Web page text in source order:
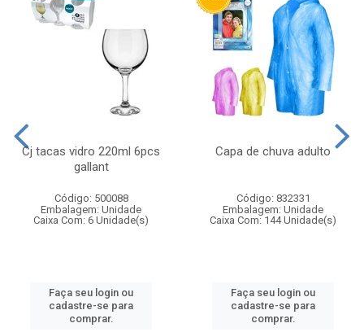
Cj tacas vidro 220ml 6pcs
gallant
Código: 500088
Embalagem: Unidade
Caixa Com: 6 Unidade(s)
Faça seu login ou
cadastre-se para
comprar.
Capa de chuva adulto
Código: 832331
Embalagem: Unidade
Caixa Com: 144 Unidade(s)
Faça seu login ou
cadastre-se para
comprar.